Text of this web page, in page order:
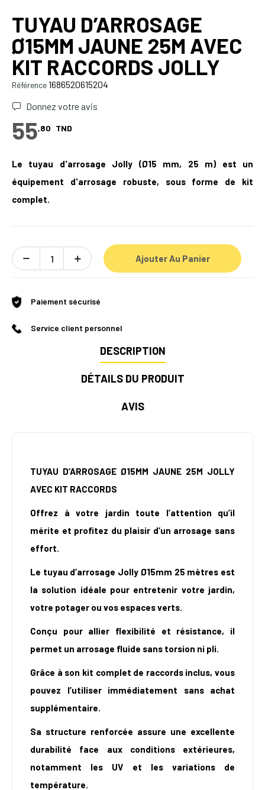
TUYAU D’ARROSAGE
Ø15MM JAUNE 25M AVEC
KIT RACCORDS JOLLY
Référence1686520615204
Donnez votre avis
55,80 TND
Le tuyau d'arrosage Jolly (Ø15 mm, 25 m) est un
équipement d'arrosage robuste, sous forme de kit
complet.
Ajouter Au Panier
Paiement sécurisé
Service client personnel
DESCRIPTION
DÉTAILS DU PRODUIT
AVIS
TUYAU D’ARROSAGE Ø15MM JAUNE 25M JOLLY
AVEC KIT RACCORDS
Offrez à votre jardin toute l’attention qu’il
mérite et profitez du plaisir d’un arrosage sans
effort.
Le tuyau d’arrosage Jolly Ø15mm 25 mètres est
la solution idéale pour entretenir votre jardin,
votre potager ou vos espaces verts.
Conçu pour allier flexibilité et résistance, il
permet un arrosage fluide sans torsion ni pli.
Grâce à son kit complet de raccords inclus, vous
pouvez l’utiliser immédiatement sans achat
supplémentaire.
Sa structure renforcée assure une excellente
durabilité face aux conditions extérieures,
notamment les UV et les variations de
température.